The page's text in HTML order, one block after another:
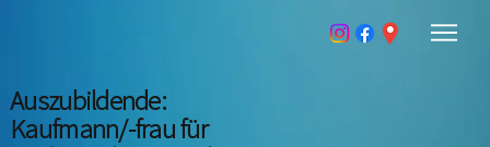
Auszubildende:
Kaufmann/-frau für